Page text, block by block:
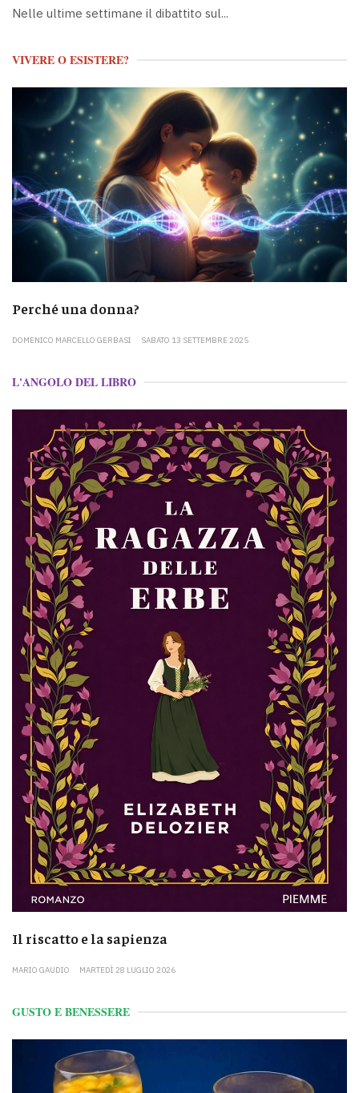
Nelle ultime settimane il dibattito sul...
VIVERE O ESISTERE?
Perché una donna?
DOMENICO MARCELLO GERBASI SABATO 13 SETTEMBRE 2025
L'ANGOLO DEL LIBRO
Il riscatto e la sapienza
MARIO GAUDIO MARTEDÌ 28 LUGLIO 2026
GUSTO E BENESSERE